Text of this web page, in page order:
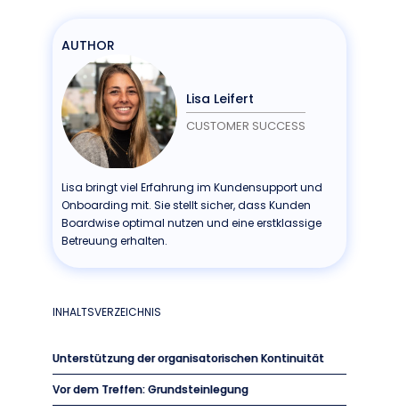
AUTHOR
Lisa Leifert
CUSTOMER SUCCESS
Lisa bringt viel Erfahrung im Kundensupport und
Onboarding mit. Sie stellt sicher, dass Kunden
Boardwise optimal nutzen und eine erstklassige
Betreuung erhalten.
INHALTSVERZEICHNIS
Unterstützung der organisatorischen Kontinuität
Vor dem Treffen: Grundsteinlegung